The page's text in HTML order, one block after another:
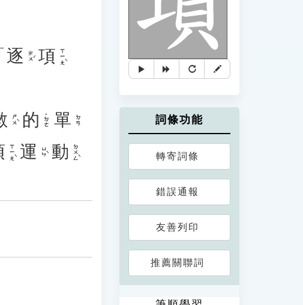
逐 ㄓㄨˊ 項 ㄒㄧㄤˋ
ㄕㄨˋ 的 ˙ㄉㄜ 單 ㄉㄢ
ㄒㄧㄤˋ 運 ㄩㄣˋ 動 ㄉㄨㄥˋ
詞條功能
轉寄詞條
錯誤通報
友善列印
推薦關聯詞